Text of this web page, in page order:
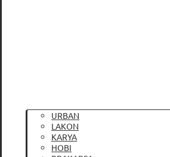
URBAN
LAKON
KARYA
HOBI